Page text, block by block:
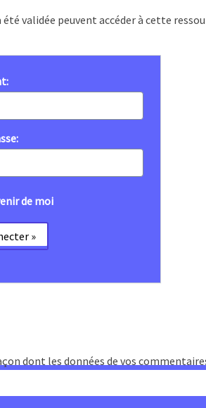
validée peuvent accéder à cette
de moi
dont les données de vos